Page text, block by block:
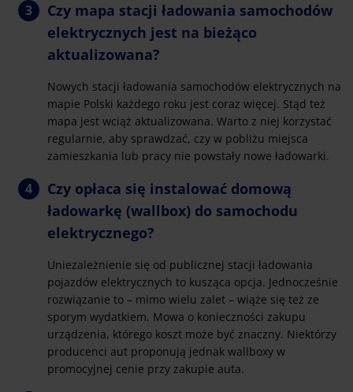
Czy mapa stacji ładowania samochodów
elektrycznych jest na bieżąco
aktualizowana?
Nowych stacji ładowania samochodów elektrycznych na
mapie Polski każdego roku jest coraz więcej. Stąd też
mapa jest wciąż aktualizowana. Warto z niej korzystać
regularnie, aby sprawdzać, czy w pobliżu miejsca
zamieszkania lub pracy nie powstały nowe ładowarki.
Czy opłaca się instalować domową
ładowarkę (wallbox) do samochodu
elektrycznego?
Uniezależnienie się od publicznej stacji ładowania
pojazdów elektrycznych to kusząca opcja. Jednocześnie
rozwiązanie to – mimo wielu zalet – wiąże się też ze
sporym wydatkiem. Mowa o konieczności zakupu
urządzenia, którego koszt może być znaczny. Niektórzy
producenci aut proponują jednak wallboxy w
promocyjnej cenie przy zakupie auta.